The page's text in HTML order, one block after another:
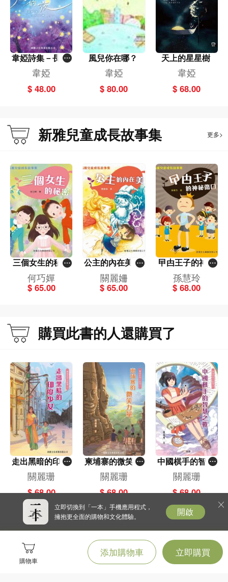
購物車
添加購物車 立即購買
韋婭詩集－長翅
膀的夜
韋婭
$ 48.00
風兒你在哪？
韋婭
$ 80.00
天上的星星樹
韋婭
$ 68.00
新雅兒童成長故事集 更多>
三個女生的秘密
[新雅兒童成長故
事集]
何巧嬋
$ 65.00
公主的內在美[新
雅兒童成長故事
集]
關麗姍
$ 65.00
曱甴王子的神秘
傷口[新雅兒童成
長故事集]
孫慧玲
$ 68.00
購買此書的人還購買了
走出黑暗的印度
少女(4)「擁抱世
界正能量」
關麗珊
$ 68.00
柬埔寨的微笑力
量(2)「擁抱世界
正能量」
關麗珊
$ 68.00
中國棋手的智慧
之戰(7)[擁抱世
界正能量]
關麗珊
$ 68.00
立即切換到「一本」手機應用程式，
擁抱更全面的購物和文化體驗。
開啟